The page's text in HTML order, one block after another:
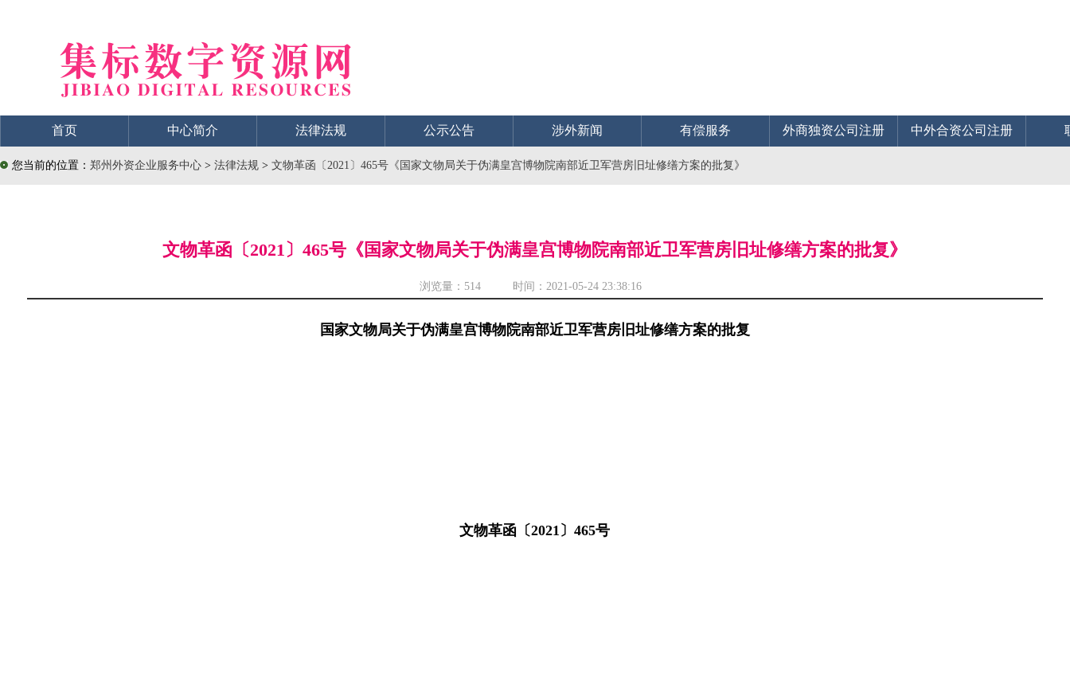
首页 中心简介 法律法规 公示公告 涉外新闻 有偿服务 外商独资公司注册 中外合资公司注册
您当前的位置： 郑州外资企业服务中心 > 法律法规 > 文物革函〔2021〕465号《国家文物局关于伪满皇宫博物院南部近卫军营房旧址修缮方案的批复》
文物革函〔2021〕465号《国家文物局关于伪满皇宫博物院南部近卫军营房旧址修缮方案的批复》
浏览量： 514 时间：2021-05-24 23:38:16
国家文物局关于伪满皇宫博物院南部近卫军营房旧址修缮方案的批复
文物革函〔2021〕465号